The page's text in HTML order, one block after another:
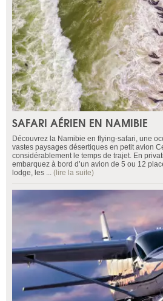
SAFARI AÉRIEN EN NAMIBIE
Découvrez la Namibie en flying-safari, une
vastes paysages désertiques en petit avion
considérablement le temps de trajet. En
embarquez à bord d’un avion de 5 ou 12
lodge, les ... (lire la suite)